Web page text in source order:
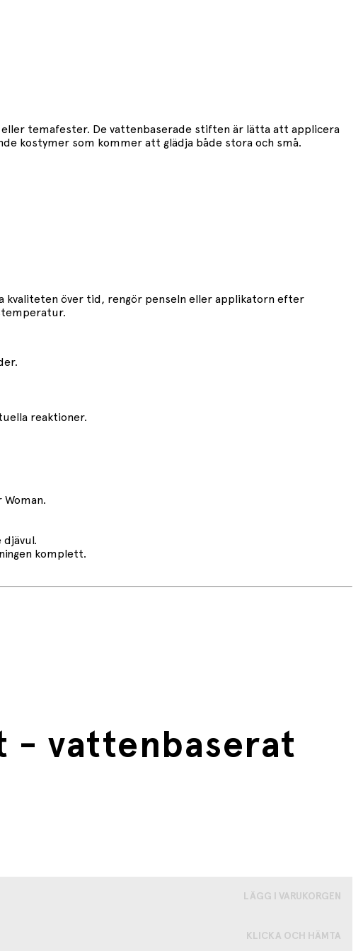
temafester. De vattenbaserade stiften är lätta att applicera
kostymer som kommer att glädja både stora och små.
kvaliteten över tid, rengör penseln eller applikatorn efter
reaktioner.
djävul.
komplett.
- vattenbaserat
LÄGG I VARUKORGEN
KLICKA OCH HÄMTA